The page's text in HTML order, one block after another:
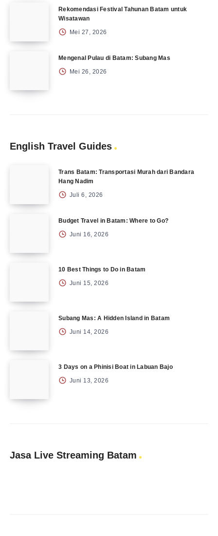
Rekomendasi Festival Tahunan Batam untuk
Wisatawan
Mei 27, 2026
Mengenal Pulau di Batam: Subang Mas
Mei 26, 2026
English Travel Guides
Trans Batam: Transportasi Murah dari Bandara
Hang Nadim
Juli 6, 2026
Budget Travel in Batam: Where to Go?
Juni 16, 2026
10 Best Things to Do in Batam
Juni 15, 2026
Subang Mas: A Hidden Island in Batam
Juni 14, 2026
3 Days on a Phinisi Boat in Labuan Bajo
Juni 13, 2026
Jasa Live Streaming Batam